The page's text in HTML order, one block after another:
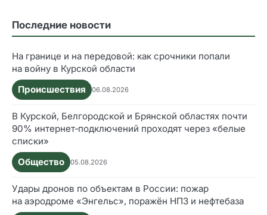
Последние новости
На границе и на передовой: как срочники попали
на войну в Курской области
Происшествия
06.08.2026
В Курской, Белгородской и Брянской областях почти
90% интернет‑подключений проходят через «белые
списки»
Общество
05.08.2026
Удары дронов по объектам в России: пожар
на аэродроме «Энгельс», поражён НПЗ и нефтебаза